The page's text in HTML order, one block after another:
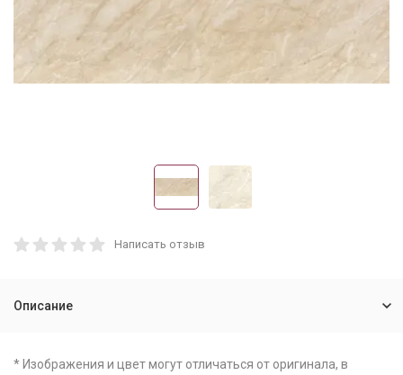
Написать отзыв
Описание
* Изображения и цвет могут отличаться от оригинала, в